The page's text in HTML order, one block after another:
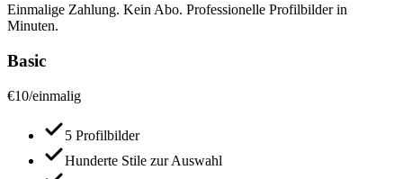
Einmalige Zahlung. Kein Abo. Professionelle Profilbilder in
Minuten.
Basic
€10/einmalig
5 Profilbilder
Hunderte Stile zur Auswahl